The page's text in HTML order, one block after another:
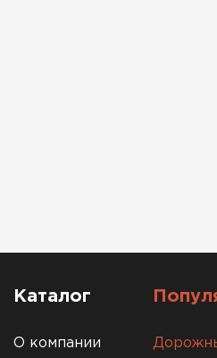
Каталог
О компании